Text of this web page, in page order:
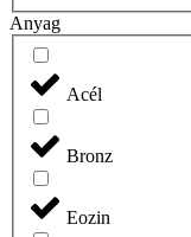
Anyag
Acél
Bronz
Eozin